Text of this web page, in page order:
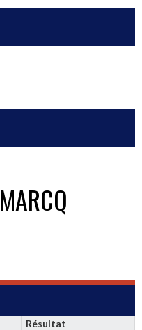
MARCQ
Résultat